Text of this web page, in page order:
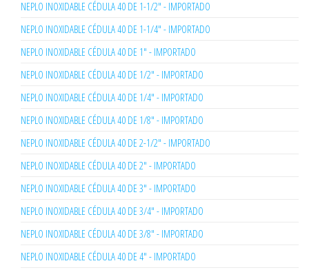
NEPLO INOXIDABLE CÉDULA 40 DE 1-1/2" - IMPORTADO
NEPLO INOXIDABLE CÉDULA 40 DE 1-1/4" - IMPORTADO
NEPLO INOXIDABLE CÉDULA 40 DE 1" - IMPORTADO
NEPLO INOXIDABLE CÉDULA 40 DE 1/2" - IMPORTADO
NEPLO INOXIDABLE CÉDULA 40 DE 1/4" - IMPORTADO
NEPLO INOXIDABLE CÉDULA 40 DE 1/8" - IMPORTADO
NEPLO INOXIDABLE CÉDULA 40 DE 2-1/2" - IMPORTADO
NEPLO INOXIDABLE CÉDULA 40 DE 2" - IMPORTADO
NEPLO INOXIDABLE CÉDULA 40 DE 3" - IMPORTADO
NEPLO INOXIDABLE CÉDULA 40 DE 3/4" - IMPORTADO
NEPLO INOXIDABLE CÉDULA 40 DE 3/8" - IMPORTADO
NEPLO INOXIDABLE CÉDULA 40 DE 4" - IMPORTADO